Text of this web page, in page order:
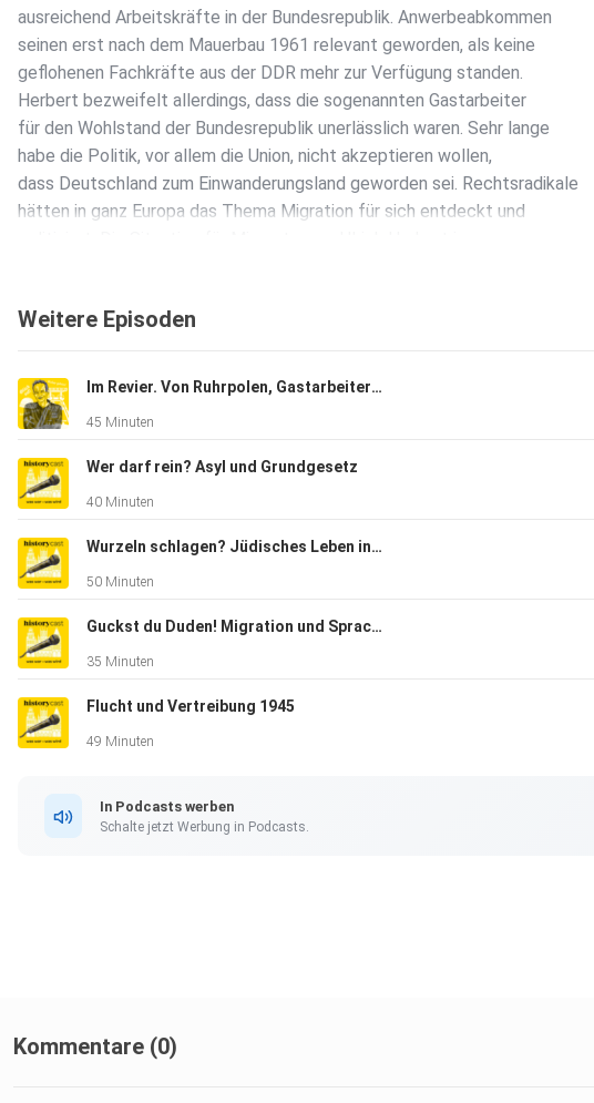
ausreichend Arbeitskräfte in der Bundesrepublik. Anwerbeabkommen
seinen erst nach dem Mauerbau 1961 relevant geworden, als keine
geflohenen Fachkräfte aus der DDR mehr zur Verfügung standen.
Herbert bezweifelt allerdings, dass die sogenannten Gastarbeiter
für den Wohlstand der Bundesrepublik unerlässlich waren. Sehr lange
habe die Politik, vor allem die Union, nicht akzeptieren wollen,
dass Deutschland zum Einwanderungsland geworden sei. Rechtsradikale
hätten in ganz Europa das Thema Migration für sich entdeckt und
Heiratsverhalten, Aufstieg, sozialer Aufstieg, Kinder." Herbert
letzten 40, 50 Jahre in Deutschland eine Erfolgsgeschichte."
Weitere Episoden
Im Revier. Von Ruhrpolen, Gastarbeitern und Kriegsflüchtlingen
45 Minuten
Wer darf rein? Asyl und Grundgesetz
40 Minuten
Wurzeln schlagen? Jüdisches Leben in Deutschland von 1945 bis heute
50 Minuten
Guckst du Duden! Migration und Sprachwandel
35 Minuten
Flucht und Vertreibung 1945
49 Minuten
In Podcasts werben
Schalte jetzt Werbung in Podcasts.
Kommentare (0)